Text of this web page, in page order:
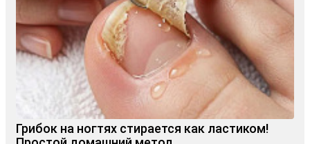
Грибок на ногтях стирается как ластиком!